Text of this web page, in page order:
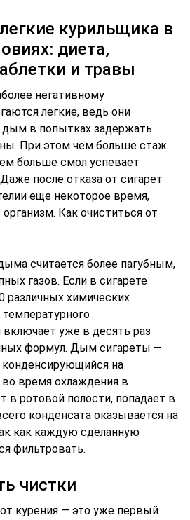
курильщика в
диета,
и травы
негативному
легкие, ведь они
в попытках задержать
При этом чем больше стаж
больше смол успевает
после отказа от сигарет
еще некоторое время,
Как очиститься от
считается более пагубным,
газов. Если в сигарете
различных химических
уже в десять раз
формул. Дым сигареты —
на
время охлаждения в
в ротовой полости, попадает в
конденсата оказывается на
как каждую сделанную
фильтровать.
чистки
курения — это уже первый